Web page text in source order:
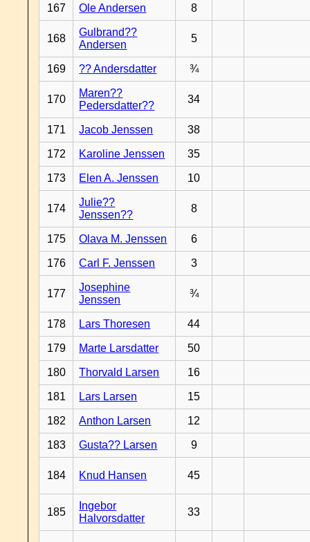
167 Ole Andersen 8
168
Gulbrand??
Andersen
5
169 ?? Andersdatter ¾
170
Maren??
Pedersdatter??
34
171 Jacob Jenssen 38
172 Karoline Jenssen 35
173 Elen A. Jenssen 10
174
Julie??
Jenssen??
8
175 Olava M. Jenssen 6
176 Carl F. Jenssen 3
177
Josephine
Jenssen
¾
178 Lars Thoresen 44
179 Marte Larsdatter 50
180 Thorvald Larsen 16
181 Lars Larsen 15
182 Anthon Larsen 12
183 Gusta?? Larsen 9
184 Knud Hansen 45
185
Ingebor
Halvorsdatter
33